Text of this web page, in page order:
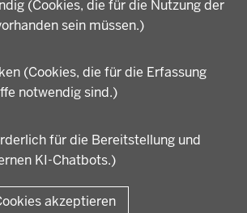
(Cookies, die für die Nutzung der
sein müssen.)
(Cookies, die für die Erfassung
notwendig sind.)
für die Bereitstellung und
KI-Chatbots.)
akzeptieren
Förderlotsen
Schulbereich
BEKANNTMACHUNGEN
Münster
Rechtliche Hinweise